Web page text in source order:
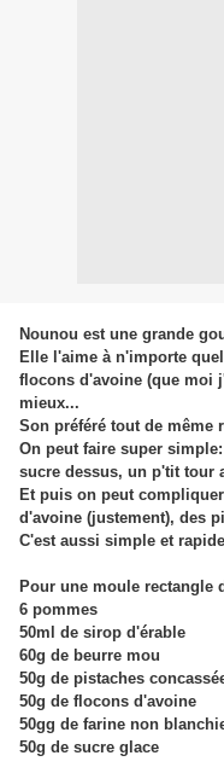
Nounou est une grande
Elle l'aime à n'importe
flocons d'avoine (que moi
mieux...
Son préféré tout de même
On peut faire super
sucre dessus, un p'tit tour
Et puis on peut
d'avoine (justement), des
C'est aussi simple et
Pour une moule rectangle
6 pommes
50ml de sirop d'érable
60g de beurre mou
50g de pistaches
50g de flocons d'avoine
50gg de farine non
50g de sucre glace